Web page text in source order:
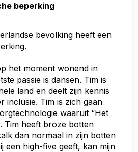
beperking
bevolking heeft een
het moment wonend in
passie is dansen. Tim is
land en deelt zijn kennis
inclusie. Tim is zich gaan
waaruit “Het
Tim heeft broze botten
dan normaal in zijn botten
een high-five geeft, kan mijn